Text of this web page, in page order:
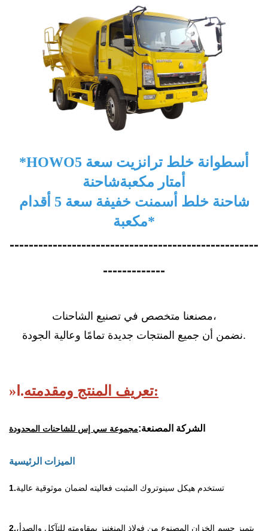
*HOWOأسطوانة خلط ترانزيت سعة 5
أمتار مكعبةشاحنة
شاحنة خلط أسمنت خفيفة سعة 5 أقدام
مكعبة*
----------------------------------------------------
-------------
مصنعنا متخصص في تصنيع الشاحنات،
نضمن أن جميع المنتجات جديدة تمامًا وعالية الجودة.
» Ⅰ. تعريف المنتج ومقدمته:
الشركة المصنعة:مجموعة سي إس للشاحنات المحدودة
الميزات الرئيسية
1.تستخدم هيكل سينوتروك المثبت فعاليته لضمان موثوقية عالية
2.يتميز جسم الخزان المصنوع من فولاذ المنغنيز بمقاومته للتآكل والصدأ،